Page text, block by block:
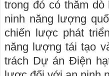
trong đó có thăm
ninh năng lượng
chiến lược phát
năng lượng tái tạo
trách Dự án Điện